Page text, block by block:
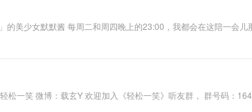
美少女默默酱 每周二和周四晚上的23:00，我都会在这陪一会
毒」「默默酱的幸福灵药」 三个节目交替播出，而我一直都在
松一笑 微博：载玄Y 欢迎加入《轻松一笑》听友群， 群号码：